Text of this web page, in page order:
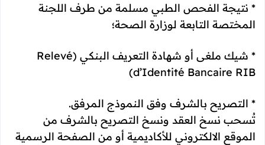
* نتيجة الفحص الطبي مسلمة من طرف اللجنة
المختصة التابعة لوزارة الصحة؛
* شيك ملغى أو شهادة التعريف البنكي (Relevé
d’Identité Bancaire RIB)
* التصريح بالشرف وفق النموذج المرفق.
تُسحب نسخ العقد ونسخ التصريح بالشرف من
الموقع الالكتروني للأكاديمية أو من الصفحة الرسمية